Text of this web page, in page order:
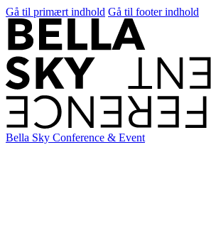
Gå til primært indhold Gå til footer indhold
Bella Sky Conference & Event